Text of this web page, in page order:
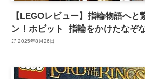
【LEGOレビュー】指輪物語へと
ン！ホビット 指輪をかけたなぞ
2025年8月26日